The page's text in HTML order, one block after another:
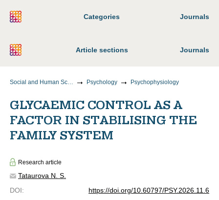
Categories Journals
Article sections Journals
Social and Human Sciences Psychology Psychophysiology
GLYCAEMIC CONTROL AS A
FACTOR IN STABILISING THE
FAMILY SYSTEM
Research article
Tataurova N. S.
DOI:
https://doi.org/10.60797/PSY.2026.11.6